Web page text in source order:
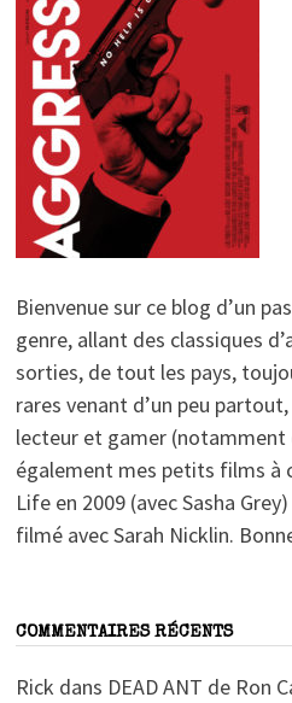
Bienvenue sur ce blog d’un
genre, allant des classiques
sorties, de tout les pays,
rares venant d’un peu
lecteur et gamer (notamment
également mes petits films à
Life en 2009 (avec Sasha
filmé avec Sarah Nicklin.
COMMENTAIRES RÉCENTS
Rick dans DEAD ANT de Ron